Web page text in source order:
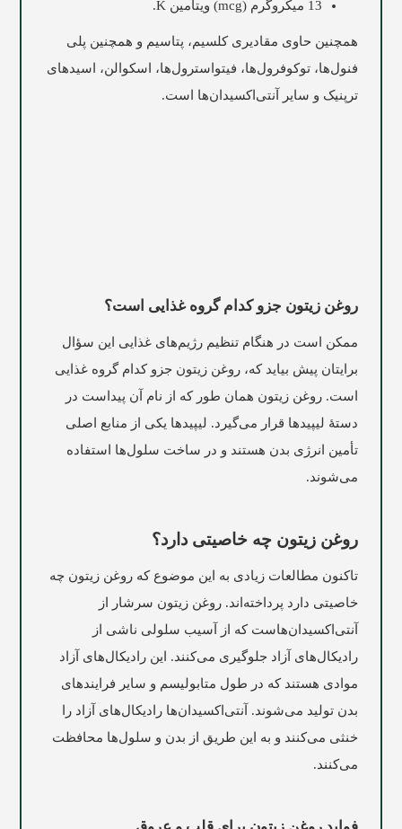
13 میکروگرم (mcg) ویتامین K.
همچنین حاوی مقادیری کلسیم، پتاسیم و همچنین پلی
فنول‌ها، توکوفرول‌ها، فیتواسترول‌ها، اسکوالن، اسیدهای
ترپنیک و سایر آنتی‌اکسیدان‌ها است.
روغن زیتون جزو کدام گروه غذایی است؟
ممکن است در هنگام تنظیم رژیم‌های غذایی این سؤال
برایتان پیش بیاید که، روغن زیتون جزو کدام گروه غذایی
است. روغن زیتون همان‌ طور که از نام آن پیداست در
دستۀ لیپیدها قرار می‌گیرد. لیپیدها یکی از منابع اصلی
تأمین انرژی بدن هستند و در ساخت سلول‌ها استفاده
می‌شوند.
روغن زیتون چه خاصیتی دارد؟
تاکنون مطالعات زیادی به این موضوع که روغن زیتون چه
خاصیتی دارد پرداخته‌اند. روغن زیتون سرشار از
آنتی‌اکسیدان‌هاست که از آسیب سلولی ناشی از
رادیکال‌های آزاد جلوگیری می‌کنند. این رادیکال‌های آزاد
موادی هستند که در طول متابولیسم و سایر فرایندهای
بدن تولید می‌شوند. آنتی‌اکسیدان‌ها رادیکال‌های آزاد را
خنثی می‌کنند و به این طریق از بدن و سلول‌ها محافظت
می‌کنند.